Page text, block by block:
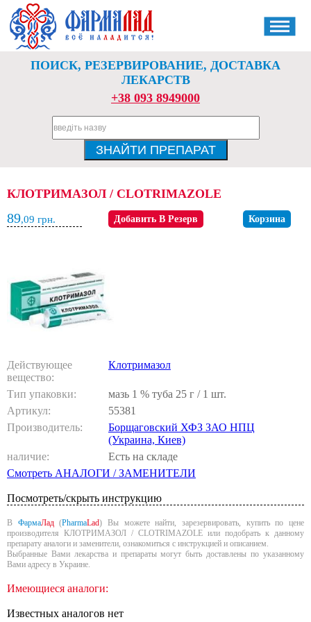
ПОИСК, РЕЗЕРВИРОВАНИЕ, ДОСТАВКА
ЛЕКАРСТВ
+38 093 8949000
КЛОТРИМАЗОЛ / CLOTRIMAZOLE
89,09 грн. Добавить В Резерв Корзина
Действующее
вещество:
Клотримазол
Тип упаковки:
мазь 1 % туба 25 г / 1 шт.
Артикул:
55381
Производитель:
Борщаговский ХФЗ ЗАО НПЦ
(Украина, Киев)
наличие:
Есть на складе
Смотреть АНАЛОГИ / ЗАМЕНИТЕЛИ
Посмотреть/скрыть инструкцию
В ФармаЛад(PharmaLad) Вы можете найти, зарезервировать, купить по цене
производителя КЛОТРИМАЗОЛ / CLOTRIMAZOLE или подобрать к данному
препарату аналоги и заменители, ознакомиться с инструкцией и описанием.
Выбранные Вами лекарства и препараты могут быть доставлены по указанному
Вами адресу в Украине.
Имеющиеся аналоги:
Известных аналогов нет